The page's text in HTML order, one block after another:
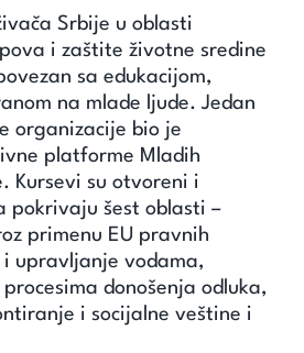
Srbije u oblasti
i zaštite životne sredine
sa edukacijom,
na mlade ljude. Jedan
organizacije bio je
platforme Mladih
Kursevi su otvoreni i
pokrivaju šest oblasti –
primenu EU pravnih
upravljanje vodama,
donošenja odluka,
i socijalne veštine i